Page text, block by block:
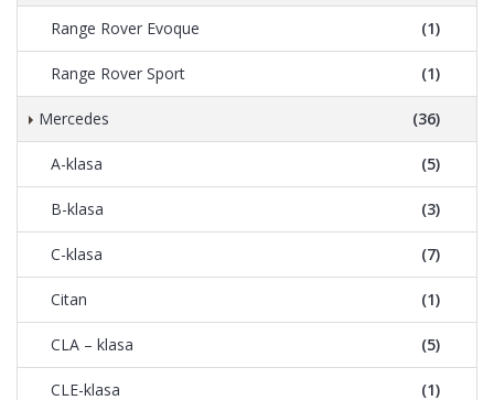
Range Rover Evoque (1)
Range Rover Sport (1)
Mercedes (36)
A-klasa (5)
B-klasa (3)
C-klasa (7)
Citan (1)
CLA – klasa (5)
CLE-klasa (1)